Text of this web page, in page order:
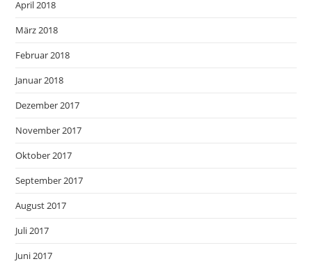
April 2018
März 2018
Februar 2018
Januar 2018
Dezember 2017
November 2017
Oktober 2017
September 2017
August 2017
Juli 2017
Juni 2017